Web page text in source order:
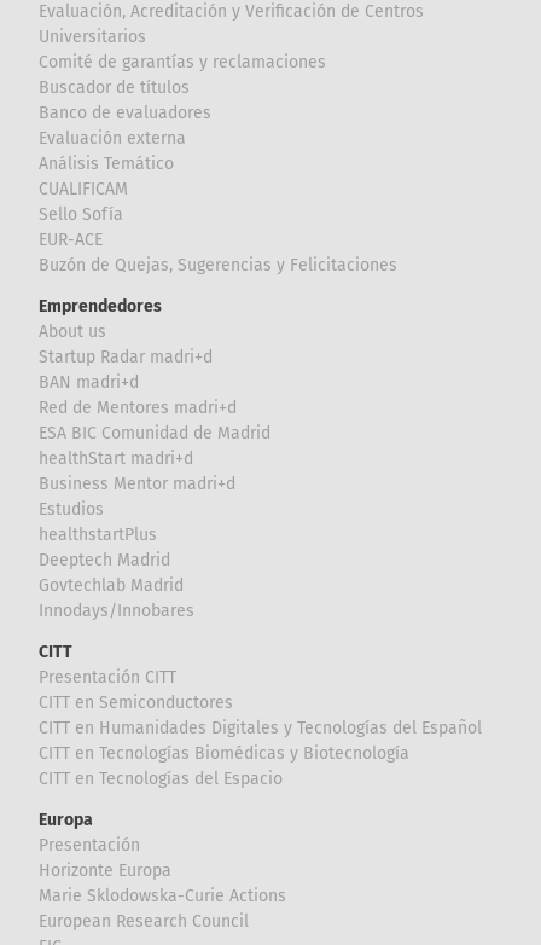
Evaluación, Acreditación y Verificación de Centros
Universitarios
Comité de garantías y reclamaciones
Buscador de títulos
Banco de evaluadores
Evaluación externa
Análisis Temático
CUALIFICAM
Sello Sofía
EUR-ACE
Buzón de Quejas, Sugerencias y Felicitaciones
Emprendedores
About us
Startup Radar madri+d
BAN madri+d
Red de Mentores madri+d
ESA BIC Comunidad de Madrid
healthStart madri+d
Business Mentor madri+d
Estudios
healthstartPlus
Deeptech Madrid
Govtechlab Madrid
Innodays/Innobares
CITT
Presentación CITT
CITT en Semiconductores
CITT en Humanidades Digitales y Tecnologías del Español
CITT en Tecnologías Biomédicas y Biotecnología
CITT en Tecnologías del Espacio
Europa
Presentación
Horizonte Europa
Marie Sklodowska-Curie Actions
European Research Council